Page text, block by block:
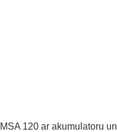
120 ar akumulatoru un